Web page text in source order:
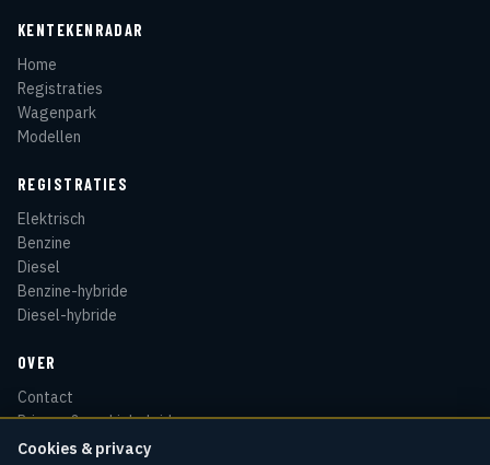
Cookies & privacy
KENTEKENRADAR
Home
Registraties
Wagenpark
Modellen
REGISTRATIES
Elektrisch
Benzine
Diesel
Benzine-hybride
Diesel-hybride
OVER
Contact
Privacy & cookiebeleid
Disclaimer